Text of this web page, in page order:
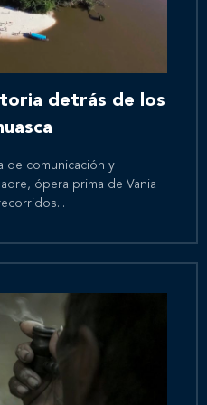
detrás de los
de comunicación y
ópera prima de Vania